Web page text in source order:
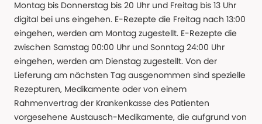
Montag bis Donnerstag bis 20 Uhr und Freitag bis 13 Uhr
digital bei uns eingehen. E-Rezepte die Freitag nach 13:00
eingehen, werden am Montag zugestellt. E-Rezepte die
zwischen Samstag 00:00 Uhr und Sonntag 24:00 Uhr
eingehen, werden am Dienstag zugestellt. Von der
Lieferung am nächsten Tag ausgenommen sind spezielle
Rezepturen, Medikamente oder von einem
Rahmenvertrag der Krankenkasse des Patienten
vorgesehene Austausch-Medikamente, die aufgrund von